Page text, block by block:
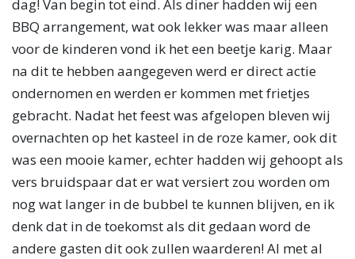
dag! Van begin tot eind. Als diner hadden wij een
BBQ arrangement, wat ook lekker was maar alleen
voor de kinderen vond ik het een beetje karig. Maar
na dit te hebben aangegeven werd er direct actie
ondernomen en werden er kommen met frietjes
gebracht. Nadat het feest was afgelopen bleven wij
overnachten op het kasteel in de roze kamer, ook dit
was een mooie kamer, echter hadden wij gehoopt als
vers bruidspaar dat er wat versiert zou worden om
nog wat langer in de bubbel te kunnen blijven, en ik
denk dat in de toekomst als dit gedaan word de
andere gasten dit ook zullen waarderen! Al met al